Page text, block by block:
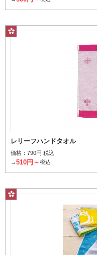
レリーフハンドタオル
価格： 790円 税込
→510円～税込